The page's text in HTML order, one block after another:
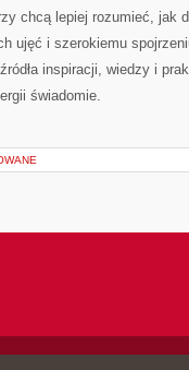
chcą lepiej rozumieć, jak
ujęć i szerokiemu
inspiracji, wiedzy i
świadomie.